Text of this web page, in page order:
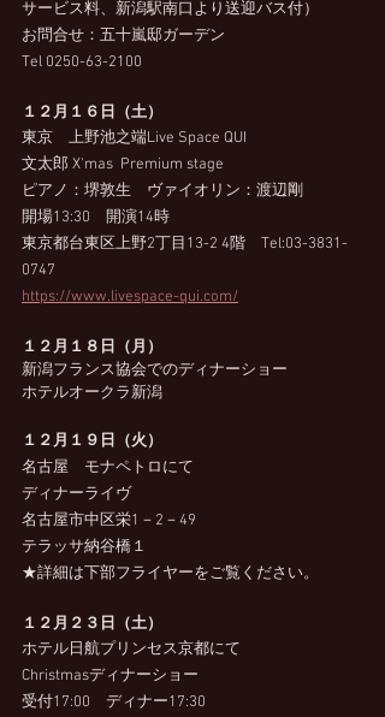
サービス料、新潟駅南口より送迎バス付）
お問合せ：五十嵐邸ガーデン
Tel 0250-63-2100
１２月１６日（土）
東京　上野池之端Live Space QUI
文太郎 X'mas  Premium stage
ピアノ：堺敦生　ヴァイオリン：渡辺剛
開場13:30　開演14時
東京都台東区上野2丁目13-2 4階　Tel:03-3831-
0747
https://www.livespace-qui.com/
１２月１８日（月）
新潟フランス協会でのディナーショー
ホテルオークラ新潟
１２月１９日（火）
名古屋　モナペトロにて
ディナーライヴ
名古屋市中区栄1－2－49
テラッサ納谷橋１
★詳細は下部フライヤーをご覧ください。
１２月２３日（土）
ホテル日航プリンセス京都にて
Christmasディナーショー
受付17:00　ディナー17:30